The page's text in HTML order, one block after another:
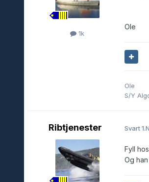
1k
Ole
Ole
S/Y
Ribtjenester Svart
Fyll
Og